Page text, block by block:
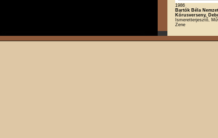
1986
Bartók Béla
Kórusverseny,
Ismeretterjesztő,
Zene